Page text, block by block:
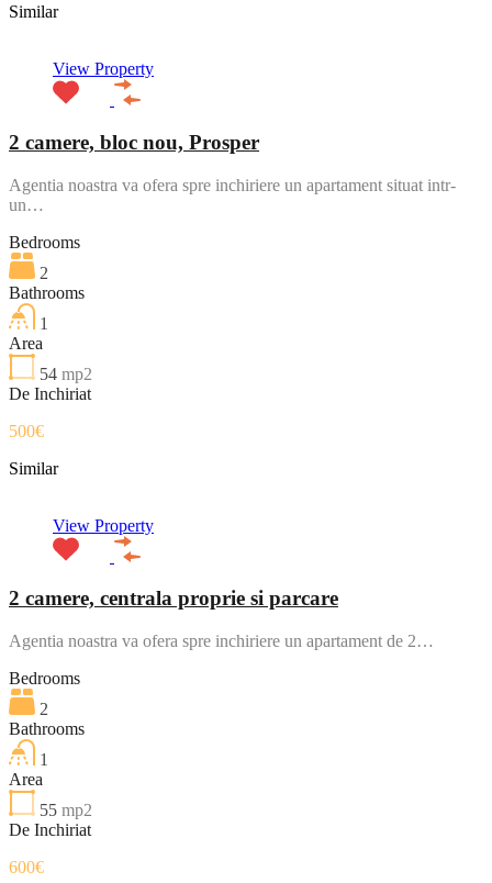
Similar
View Property
2 camere, bloc nou, Prosper
Agentia noastra va ofera spre inchiriere un apartament situat intr-
un…
Bedrooms
2
Bathrooms
1
Area
54 mp2
De Inchiriat
500€
Similar
View Property
2 camere, centrala proprie si parcare
Agentia noastra va ofera spre inchiriere un apartament de 2…
Bedrooms
2
Bathrooms
1
Area
55 mp2
De Inchiriat
600€